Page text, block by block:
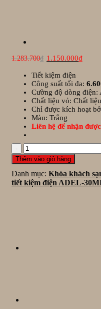
1.283.700₫
Giá
gốc
là:
1.283.700₫.
1.150.000₫Giá
hiện
là:
Tiết kiệm điện
Công suất tối đa:
Cường độ dòng điện:
Chất liệu vỏ: Chất
Chỉ được kích hoạt
Màu: Trắng
Liên hệ để nhận
Tiết
kiệm
điện
ADEL-
30MF5
Thêm vào giỏ hàng
Danh mục: Khóa khách
tiết kiệm điện ADEL-